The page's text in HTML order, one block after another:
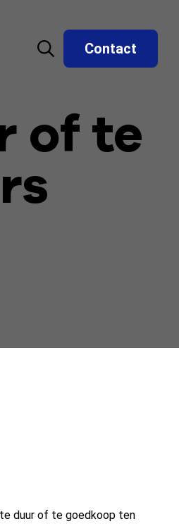
Contact
of te
te duur of te goedkoop ten